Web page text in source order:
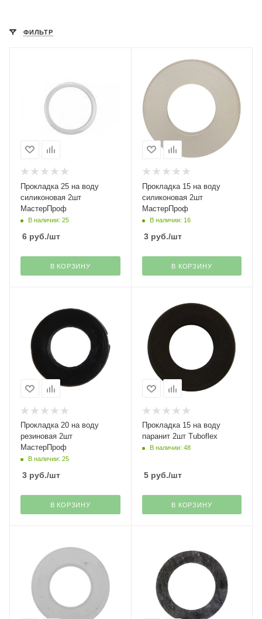
ФИЛЬТР
Прокладка 25 на воду
силиконовая 2шт
МастерПроф
В наличии: 25
6 руб./шт
В КОРЗИНУ
Прокладка 15 на воду
силиконовая 2шт
МастерПроф
В наличии: 16
3руб./шт
В КОРЗИНУ
Прокладка 20 на воду
резиновая 2шт
МастерПроф
В наличии: 25
3 руб./шт
В КОРЗИНУ
Прокладка 15 на воду
паранит 2шт Tuboflex
В наличии: 48
5руб./шт
В КОРЗИНУ